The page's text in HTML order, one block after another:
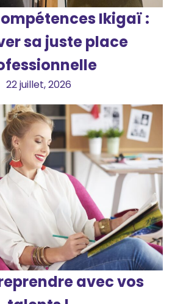
Ikigaï :
sa juste place
22 juillet, 2026
avec vos